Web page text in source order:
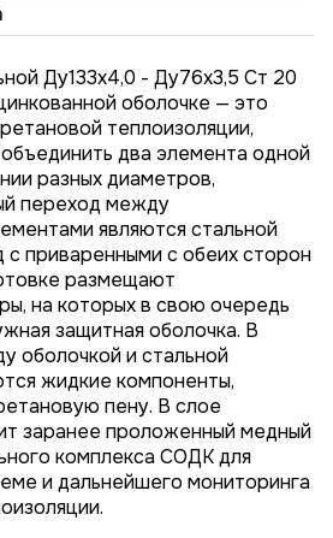
Ду133х4,0 - Ду76x3,5 Ст 20
оболочке — это
теплоизоляции,
два элемента одной
разных диаметров,
переход между
являются стальной
приваренными с обеих сторон
размещают
на которых в свою очередь
защитная оболочка. В
оболочкой и стальной
жидкие компоненты,
пену. В слое
заранее проложенный медный
комплекса СОДК для
и дальнейшего мониторинга